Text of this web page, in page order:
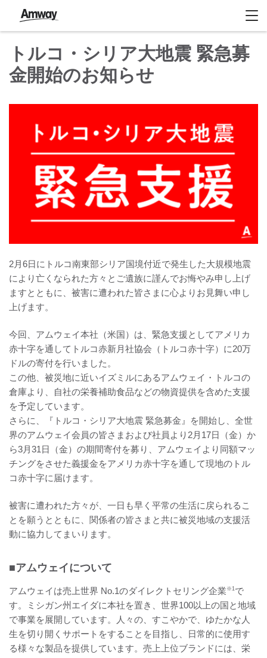
トルコ・シリア大地震 緊急募
金開始のお知らせ
2月6日にトルコ南東部シリア国境付近で発生した大規模地震
により亡くなられた方々とご遺族に謹んでお悔やみ申し上げ
ますとともに、被害に遭われた皆さまに心よりお見舞い申し
上げます。
今回、アムウェイ本社（米国）は、緊急支援としてアメリカ
赤十字を通してトルコ赤新月社協会（トルコ赤十字）に20万
ドルの寄付を行いました。
この他、被災地に近いイズミルにあるアムウェイ・トルコの
倉庫より、自社の栄養補助食品などの物資提供を含めた支援
を予定しています。
さらに、『トルコ・シリア大地震 緊急募金』を開始し、全世
界のアムウェイ会員の皆さまおよび社員より2月17日（金）か
ら3月31日（金）の期間寄付を募り、アムウェイより同額マッ
チングをさせた義援金をアメリカ赤十字を通して現地のトル
コ赤十字に届けます。
被害に遭われた方々が、一日も早く平常の生活に戻られるこ
とを願うとともに、関係者の皆さまと共に被災地域の支援活
動に協力してまいります。
■アムウェイについて
アムウェイは売上世界 No.1のダイレクトセリング企業 ※1で
す。ミシガン州エイダに本社を置き、世界100以上の国と地域
で事業を展開しています。人々の、すこやかで、ゆたかな人
生を切り開くサポートをすることを目指し、日常的に使用す
る様々な製品を提供しています。売上上位ブランドには、栄